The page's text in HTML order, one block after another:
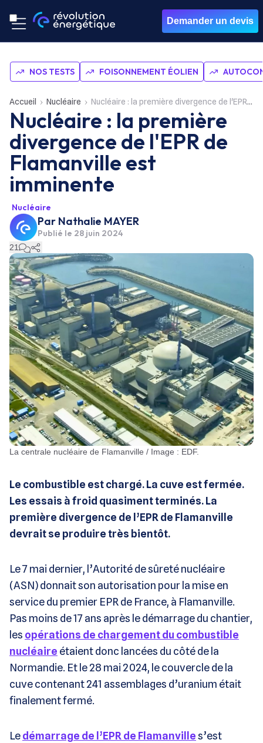
Demander un devis
NOS TESTS FOISONNEMENT ÉOLIEN
Accueil Nucléaire Nucléaire : la première divergence de l'EPR de Flamanville est imminente
Nucléaire : la première
divergence de l'EPR de
Flamanville est
imminente
Nucléaire
Par Nathalie MAYER
Publié le 28 juin 2024
21
La centrale nucléaire de Flamanville / Image : EDF.
Le combustible est chargé. La cuve est fermée.
Les essais à froid quasiment terminés. La
première divergence de l’EPR de Flamanville
devrait se produire très bientôt.
Le 7 mai dernier, l’Autorité de sûreté nucléaire
(ASN) donnait son autorisation pour la mise en
service du premier EPR de France, à Flamanville.
Pas moins de 17 ans après le démarrage du chantier,
les opérations de chargement du combustible
nucléaire étaient donc lancées du côté de la
Normandie. Et le 28 mai 2024, le couvercle de la
cuve contenant 241 assemblages d’uranium était
finalement fermé.
Ledémarrage de l’EPR de Flamanvilles’est